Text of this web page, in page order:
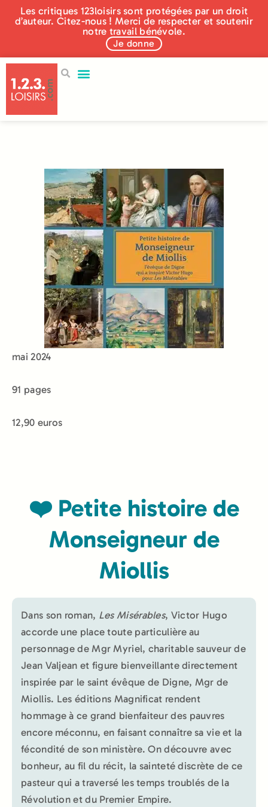
Les critiques 123loisirs sont protégées par un droit
d’auteur. Citez-nous ! Merci de respecter et soutenir
notre travail bénévole.
Je donne
mai 2024
91 pages
12,90 euros
❤️ Petite histoire de
Monseigneur de
Miollis
Dans son roman, Les Misérables, Victor Hugo
accorde une place toute particulière au
personnage de Mgr Myriel, charitable sauveur de
Jean Valjean et figure bienveillante directement
inspirée par le saint évêque de Digne, Mgr de
Miollis. Les éditions Magnificat rendent
hommage à ce grand bienfaiteur des pauvres
encore méconnu, en faisant connaître sa vie et la
fécondité de son ministère. On découvre avec
bonheur, au fil du récit, la sainteté discrète de ce
pasteur qui a traversé les temps troublés de la
Révolution et du Premier Empire.